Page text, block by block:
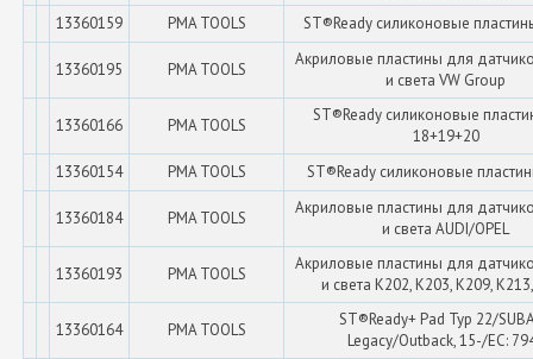
13360159
PMA TOOLS ST®Ready силиконовые
13360195 PMA TOOLS
Акриловые пластины для
и света VW Group
13360166 PMA TOOLS
ST®Ready силиконовые
18+19+20
13360154
PMA TOOLS ST®Ready силиконовые
13360184 PMA TOOLS
Акриловые пластины для
и света AUDI/OPEL
13360193 PMA TOOLS
Акриловые пластины для
и света K202, K203, K209,
13360164 PMA TOOLS
ST®Ready+ Pad Typ 22/
Legacy/Outback, 15-/EC: